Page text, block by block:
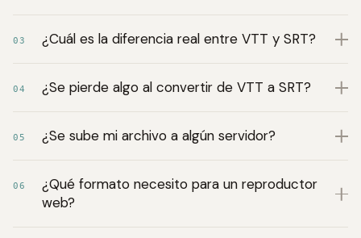
03 ¿Cuál es la diferencia real entre VTT y SRT?
04 ¿Se pierde algo al convertir de VTT a SRT?
05 ¿Se sube mi archivo a algún servidor?
06
¿Qué formato necesito para un reproductor
web?